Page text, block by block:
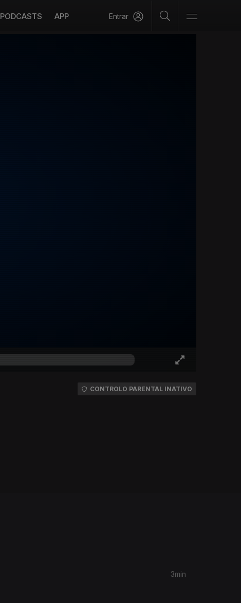
PODCASTS APP Entrar
CONTROLO PARENTAL INATIVO
3min